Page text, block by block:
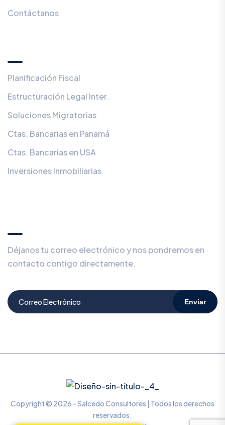
Contáctanos
Planificación Fiscal
Estructuración Legal Inter.
Soluciones Migratorias
Ctas. Bancarias en Panamá
Ctas. Bancarias en USA
Inversiones Inmobiliarias
Déjanos tu correo electrónico y nos pondremos en
contacto contigo directamente.
Enviar
Copyright © 2026 - Salcedo Consultores | Todos los derechos
reservados.